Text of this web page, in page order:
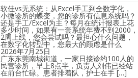
软佳vs无系统：从Excel手工到全数字化，
小微诊所的蝶变，您的诊所有信息系统吗？
还是手工/Excel为主？每月在统计报表上花
多少时间，如果有一套系统年费不到2000，
2周上线，您会尝试吗？最担心什么问题，
在数字化转型中，您最大的顾虑是什么
2026年7月25日
广东东莞南城街道，一家日接诊约100人的
民营诊所，早上8点半，负责人刘伟已经站
在前台忙碌。患者排着队，护士在手 […]